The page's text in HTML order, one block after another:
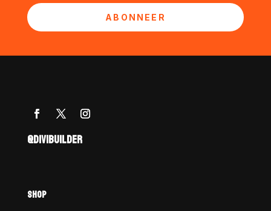
ABONNEER
@DIVIBUILDER
SHOP